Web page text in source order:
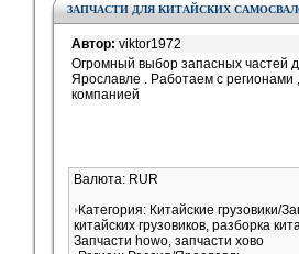
ЗАПЧАСТИ ДЛЯ КИТАЙСКИХ
Автор: viktor1972
Огромный выбор запасных частей
Ярославле . Работаем с
компанией
Валюта: RUR
Категория: Китайские грузовики/
китайских грузовиков, разборка
Запчасти howo, запчасти хово